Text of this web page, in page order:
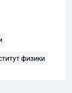
физики